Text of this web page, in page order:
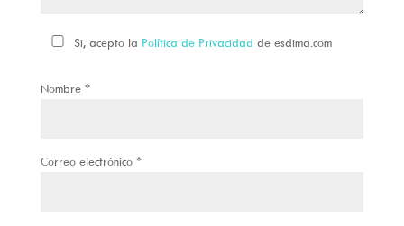
Si, acepto la Política de Privacidad de esdima.com
Nombre *
Correo electrónico *